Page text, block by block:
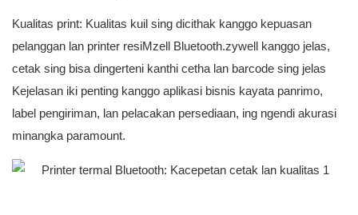
Kualitas print: Kualitas kuil sing dicithak kanggo kepuasan
pelanggan lan printer resiMzell Bluetooth.zywell kanggo jelas,
cetak sing bisa dingerteni kanthi cetha lan barcode sing jelas
Kejelasan iki penting kanggo aplikasi bisnis kayata panrimo,
label pengiriman, lan pelacakan persediaan, ing ngendi akurasi
minangka paramount.